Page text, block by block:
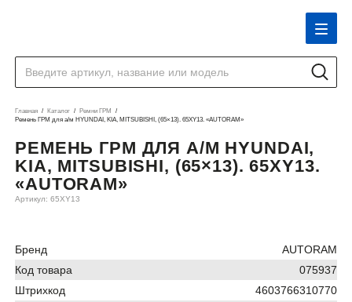
Главная Каталог
Ремни ГРМ
Ремень ГРМ для а/м HYUNDAI, KIA, MITSUBISHI, (65×13). 65XY13. «AUTORAM»
РЕМЕНЬ ГРМ ДЛЯ А/М HYUNDAI,
KIA, MITSUBISHI, (65×13). 65XY13.
«AUTORAM»
Артикул: 65XY13
Бренд
AUTORAM
Код товара
075937
Штрихкод
4603766310770